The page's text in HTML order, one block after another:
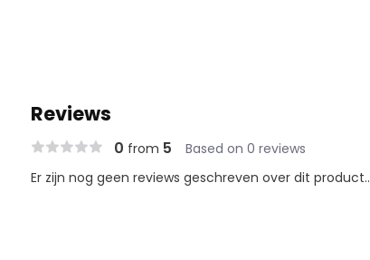
Reviews
0 from 5 Based on 0 reviews
Er zijn nog geen reviews geschreven over dit product..